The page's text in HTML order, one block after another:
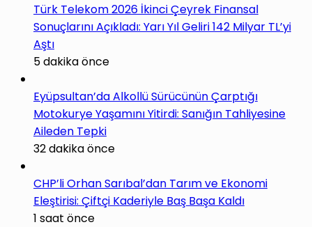
Türk Telekom 2026 İkinci Çeyrek Finansal
Sonuçlarını Açıkladı: Yarı Yıl Geliri 142 Milyar TL’yi
Aştı
5 dakika önce
Eyüpsultan’da Alkollü Sürücünün Çarptığı
Motokurye Yaşamını Yitirdi: Sanığın Tahliyesine
Aileden Tepki
32 dakika önce
CHP’li Orhan Sarıbal’dan Tarım ve Ekonomi
Eleştirisi: Çiftçi Kaderiyle Baş Başa Kaldı
1 saat önce